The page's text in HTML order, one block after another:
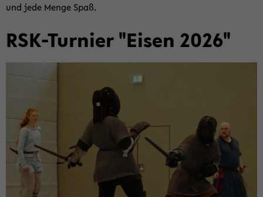
und jede Menge Spaß.
RSK-​Turnier "Eisen 2026"